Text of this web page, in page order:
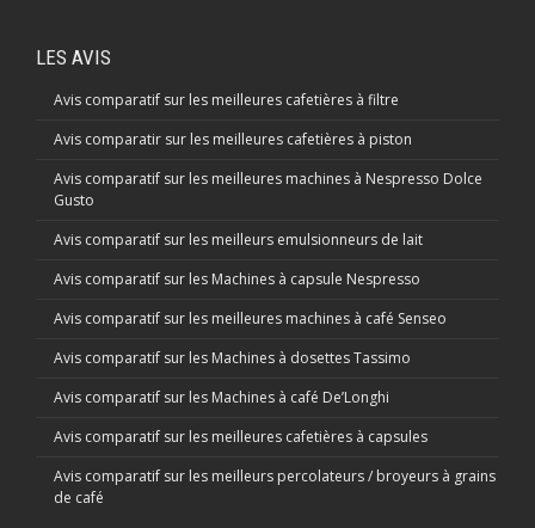
LES AVIS
Avis comparatif sur les meilleures cafetières à filtre
Avis comparatir sur les meilleures cafetières à piston
Avis comparatif sur les meilleures machines à Nespresso Dolce
Gusto
Avis comparatif sur les meilleurs emulsionneurs de lait
Avis comparatif sur les Machines à capsule Nespresso
Avis comparatif sur les meilleures machines à café Senseo
Avis comparatif sur les Machines à dosettes Tassimo
Avis comparatif sur les Machines à café De’Longhi
Avis comparatif sur les meilleures cafetières à capsules
Avis comparatif sur les meilleurs percolateurs / broyeurs à grains
de café